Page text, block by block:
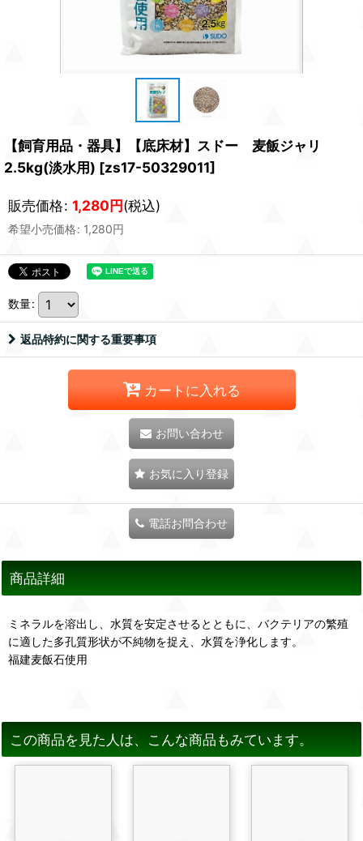
【飼育用品・器具】【底床材】スドー 麦飯ジャリ
2.5kg(淡水用) [zs17-50329011]
販売価格: 1,280円(税込)
希望小売価格: 1,280円
数量:
返品特約に関する重要事項
カートに入れる
お問い合わせ
お気に入り登録
電話お問合わせ
商品詳細
ミネラルを溶出し、水質を安定させるとともに、バクテリアの繁殖
に適した多孔質形状が不純物を捉え、水質を浄化します。
福建麦飯石使用
この商品を見た人は、こんな商品もみています。